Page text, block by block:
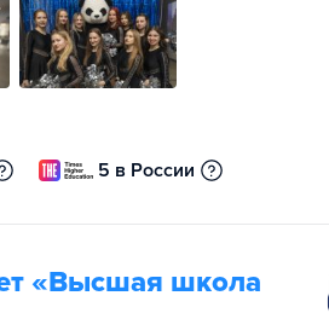
5 в России
«Высшая школа